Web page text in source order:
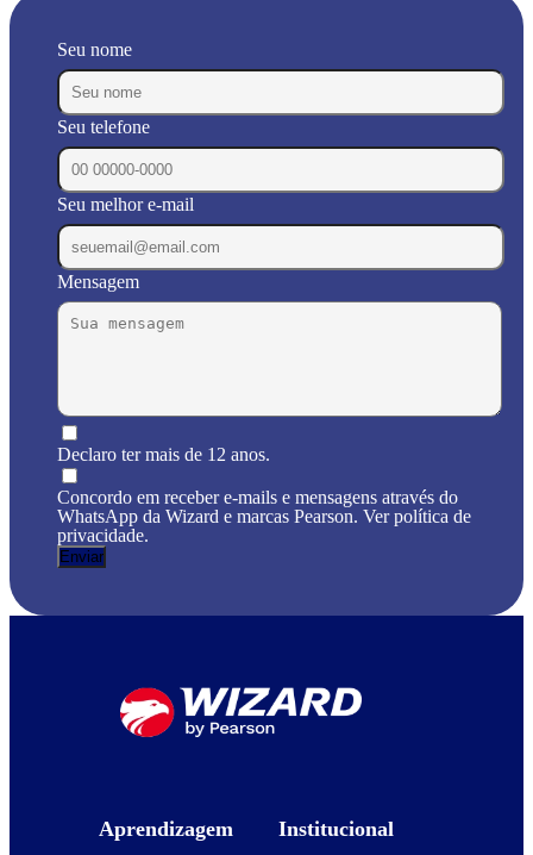
Seu nome
Seu telefone
Seu melhor e-mail
Mensagem
Declaro ter mais de 12 anos.
Concordo em receber e-mails e mensagens através do
WhatsApp da Wizard e marcas Pearson. Ver política de
privacidade.
Aprendizagem Institucional